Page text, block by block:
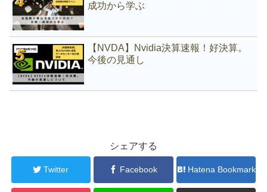
成功から学ぶ
【NVDA】Nvidia決算速報！好決算。
今後の見通し
シェアする
Twitter Facebook Hatena Bookmark